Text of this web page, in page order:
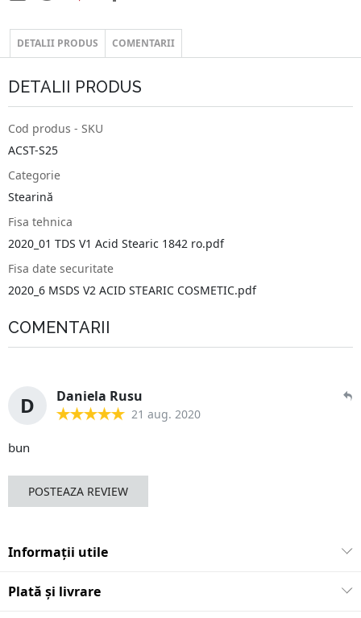
DETALII PRODUS COMENTARII
DETALII PRODUS
Cod produs - SKU
ACST-S25
Categorie
Stearină
Fisa tehnica
2020_01 TDS V1 Acid Stearic 1842 ro.pdf
Fisa date securitate
2020_6 MSDS V2 ACID STEARIC COSMETIC.pdf
COMENTARII
D Daniela Rusu
21 aug. 2020
bun
POSTEAZA REVIEW
Informații utile
Plată și livrare